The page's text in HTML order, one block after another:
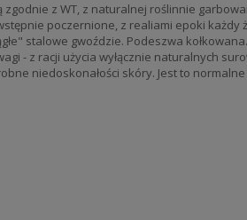
z WT, z naturalnej roślinnie
poczernione, z realiami epoki każdy
stalowe gwoździe. Podeszwa
- z racji użycia wyłącznie naturalnych
niedoskonałości skóry. Jest to